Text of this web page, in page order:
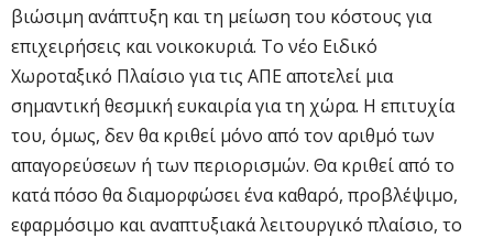
βιώσιμη ανάπτυξη και τη μείωση του κόστους για
επιχειρήσεις και νοικοκυριά. Το νέο Ειδικό
Χωροταξικό Πλαίσιο για τις ΑΠΕ αποτελεί μια
σημαντική θεσμική ευκαιρία για τη χώρα. Η επιτυχία
του, όμως, δεν θα κριθεί μόνο από τον αριθμό των
απαγορεύσεων ή των περιορισμών. Θα κριθεί από το
κατά πόσο θα διαμορφώσει ένα καθαρό, προβλέψιμο,
εφαρμόσιμο και αναπτυξιακά λειτουργικό πλαίσιο, το